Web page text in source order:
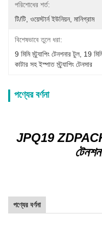
পরিশোধের শর্ত:
টি/টি, ওয়েস্টার্ন ইউনিয়ন, মানিগ্রাম
বিশেষভাবে তুলে ধরা:
9 মিমি স্ট্র্যাপিং টেনশনার টুল 19
কাটার সহ ইস্পাত স্ট্র্যাপিং টেনসার
পণ্যের বর্ণনা
JPQ19 ZDPACK
পণ্যের বর্ণনা